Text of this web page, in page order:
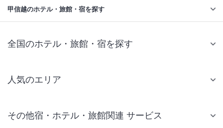
甲信越のホテル・旅館・宿を探す
全国のホテル・旅館・宿を探す
人気のエリア
仙台 ホテル
その他宿・ホテル・旅館関連 サービス